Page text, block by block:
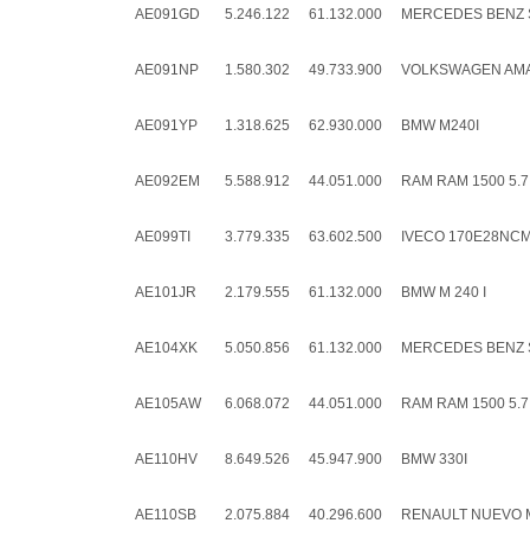
AE091GD 5.246.122 61.132.000 MERCEDES
AE091NP 1.580.302 49.733.900 VOLKSWAGEN
AE091YP 1.318.625 62.930.000 BMW M240I
AE092EM 5.588.912 44.051.000 RAM RAM 1500
AE099TI 3.779.335 63.602.500 IVECO
AE101JR 2.179.555 61.132.000 BMW M 240 I
AE104XK 5.050.856 61.132.000 MERCEDES
AE105AW 6.068.072 44.051.000 RAM RAM 1500
AE110HV 8.649.526 45.947.900 BMW 330I
AE110SB 2.075.884 40.296.600 RENAULT NUEVO